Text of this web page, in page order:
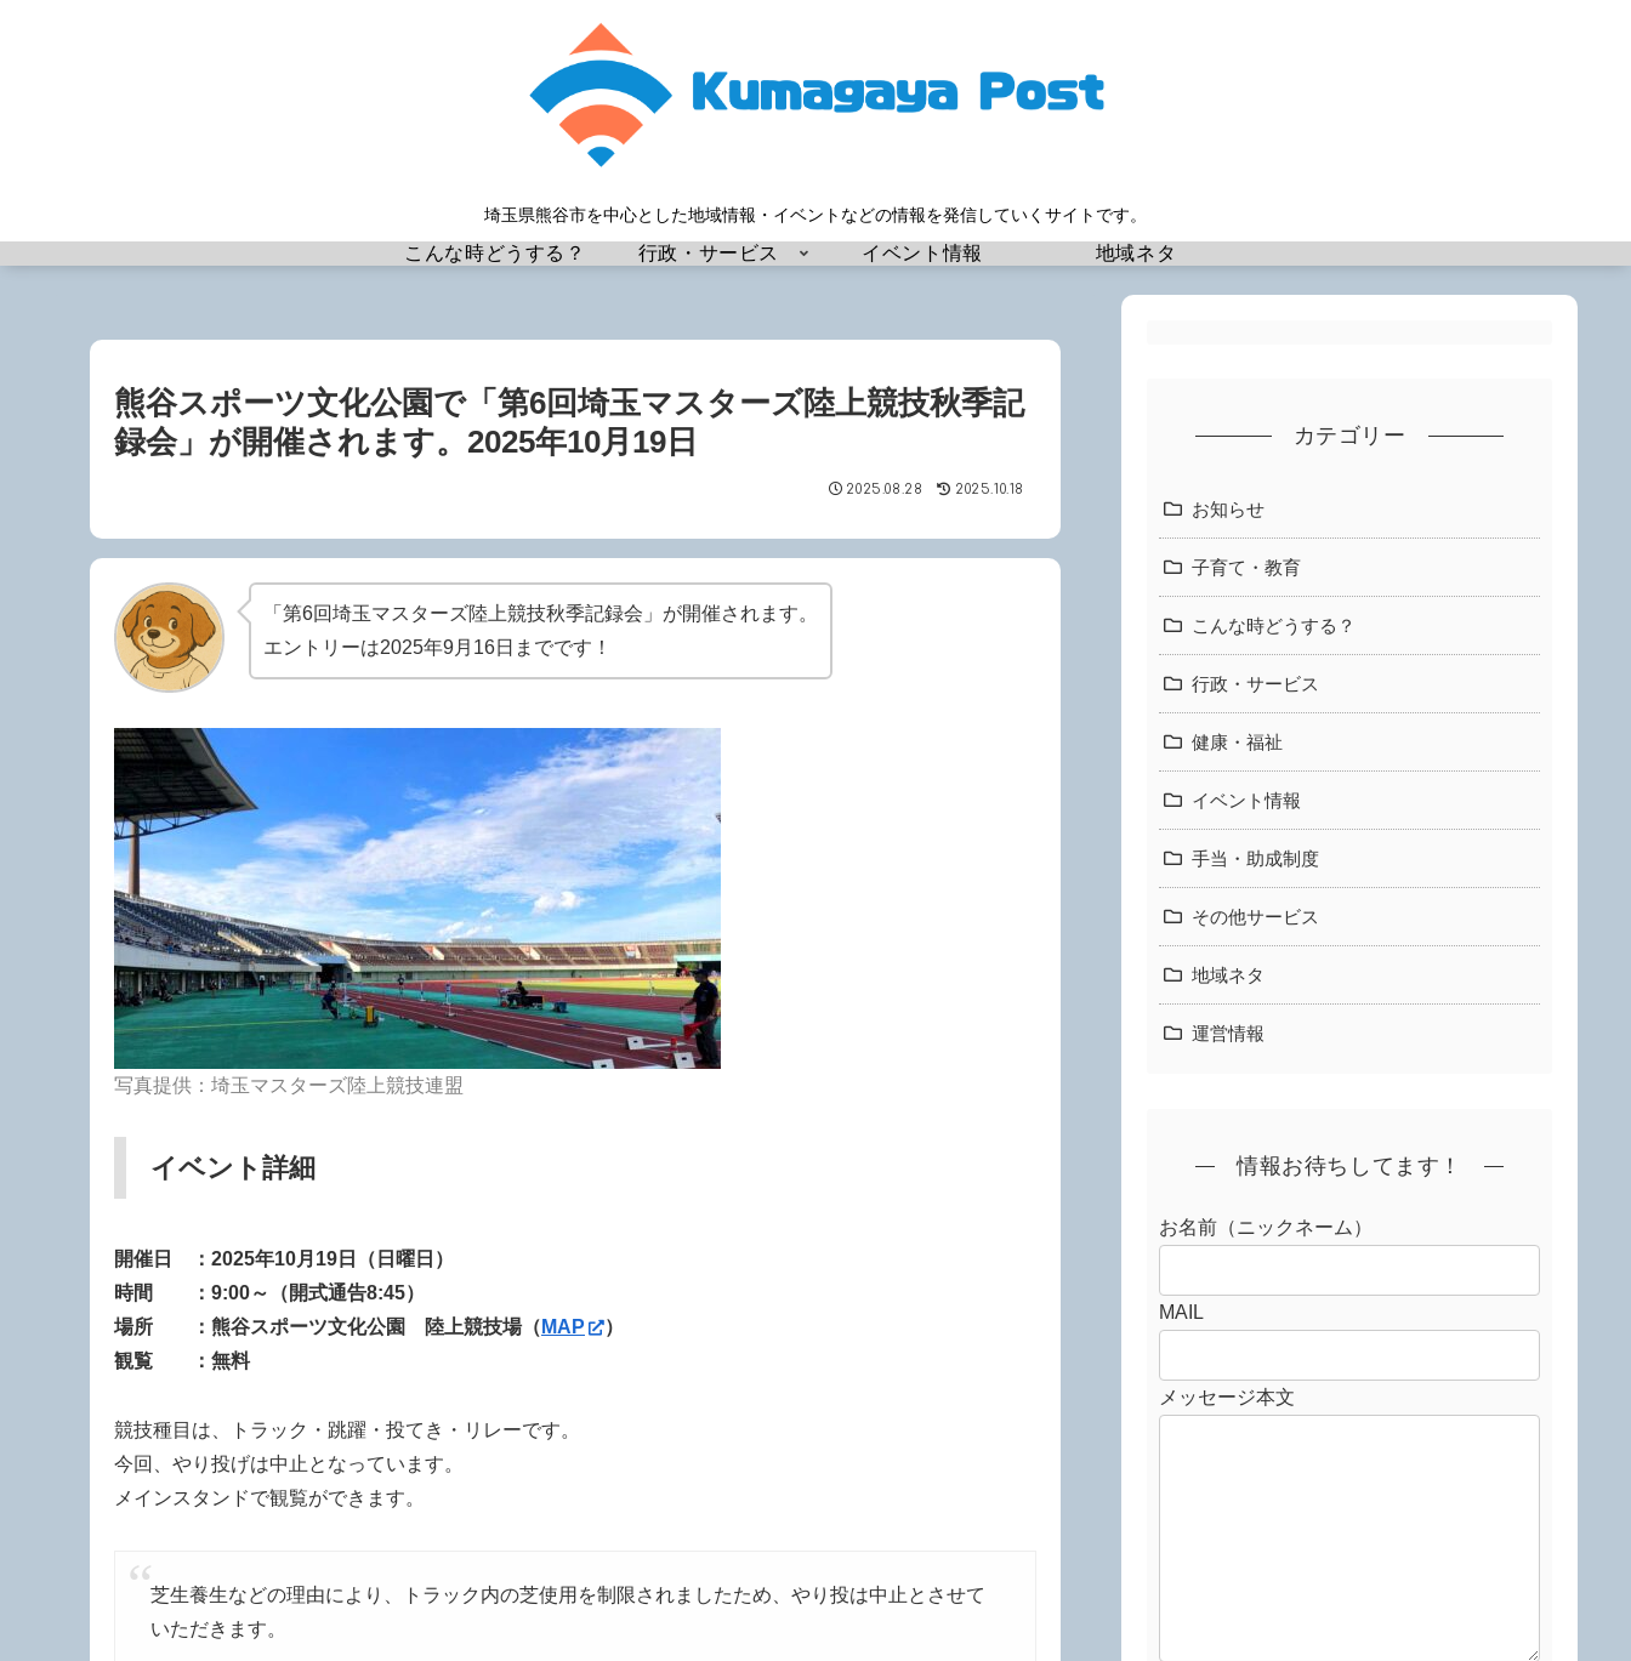
埼玉県熊谷市を中心とした地域情報・イベントなどの情報を発信していくサイトです。
こんな時どうする？ 行政・サービス イベント情報 地域ネタ
熊谷スポーツ文化公園で「第6回埼玉マスターズ陸上競技秋季記
録会」が開催されます。2025年10月19日
2025.08.28 2025.10.18
「第6回埼玉マスターズ陸上競技秋季記録会」が開催されます。
エントリーは2025年9月16日までです！
写真提供：埼玉マスターズ陸上競技連盟
イベント詳細
開催日 ：2025年10月19日（日曜日）
時間 ：9:00～（開式通告8:45）
場所 ：熊谷スポーツ文化公園 陸上競技場（ MAP
）
観覧 ：無料
競技種目は、トラック・跳躍・投てき・リレーです。
今回、やり投げは中止となっています。
メインスタンドで観覧ができます。
芝生養生などの理由により、トラック内の芝使用を制限されましたため、やり投は中止とさせて
いただきます。
カテゴリー
お知らせ
子育て・教育
こんな時どうする？
行政・サービス
健康・福祉
イベント情報
手当・助成制度
その他サービス
地域ネタ
運営情報
情報お待ちしてます！
お名前（ニックネーム）
MAIL
メッセージ本文